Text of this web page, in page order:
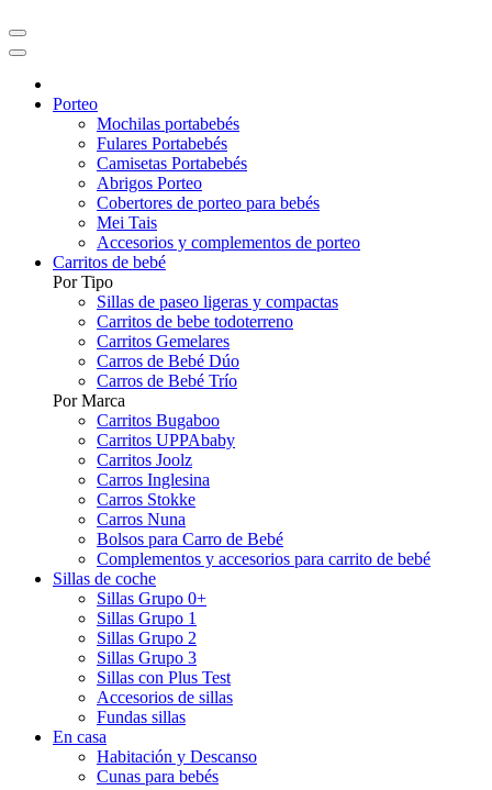
Porteo
Mochilas portabebés
Fulares Portabebés
Camisetas Portabebés
Abrigos Porteo
Cobertores de porteo para bebés
Mei Tais
Accesorios y complementos de porteo
Carritos de bebé
Por Tipo
Sillas de paseo ligeras y compactas
Carritos de bebe todoterreno
Carritos Gemelares
Carros de Bebé Dúo
Carros de Bebé Trío
Por Marca
Carritos Bugaboo
Carritos UPPAbaby
Carritos Joolz
Carros Inglesina
Carros Stokke
Carros Nuna
Bolsos para Carro de Bebé
Complementos y accesorios para carrito de bebé
Sillas de coche
Sillas Grupo 0+
Sillas Grupo 1
Sillas Grupo 2
Sillas Grupo 3
Sillas con Plus Test
Accesorios de sillas
Fundas sillas
En casa
Habitación y Descanso
Cunas para bebés